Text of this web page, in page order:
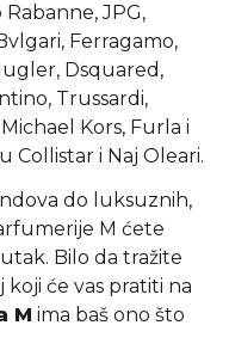
Rabanne, JPG,
Ferragamo,
Dsquared,
Trussardi,
Kors, Furla i
Collistar i Naj Oleari.
do luksuznih,
M ćete
Bilo da tražite
koji će vas pratiti na
M ima baš ono što